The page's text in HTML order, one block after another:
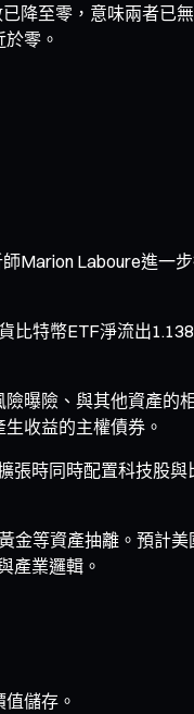
降至零，意味兩者已
零。
Marion Laboure進一
比特幣ETF淨流出
曝險、與其他資產的
收益的主權債券。
時同時配置科技股與
金等資產抽離。預計
產業邏輯。
儲存。